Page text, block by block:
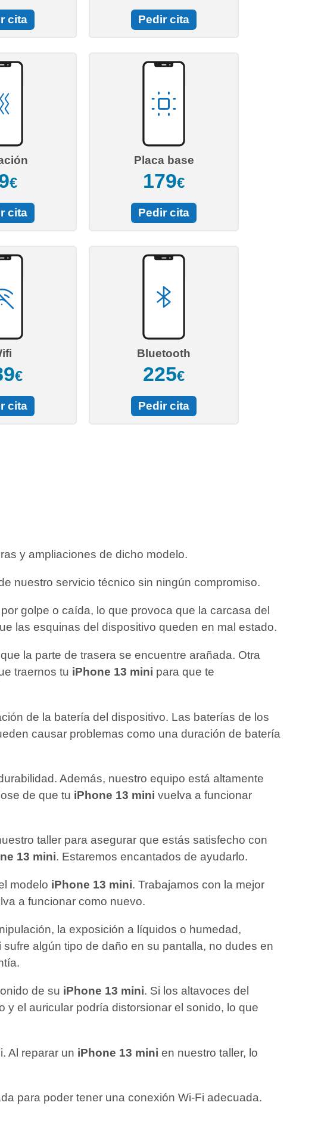
cita Pedir cita
€
cita
Placa base
179€
Pedir cita
€
cita
Bluetooth
225€
Pedir cita
y ampliaciones de dicho modelo.
nuestro servicio técnico sin ningún compromiso.
golpe o caída, lo que provoca que la carcasa del
las esquinas del dispositivo queden en mal estado.
la parte de trasera se encuentre arañada. Otra
traernos tu iPhone 13 mini para que te
de la batería del dispositivo. Las baterías de los
causar problemas como una duración de batería
Además, nuestro equipo está altamente
de que tu iPhone 13 mini vuelva a funcionar
taller para asegurar que estás satisfecho con
13 mini. Estaremos encantados de ayudarlo.
modelo iPhone 13 mini. Trabajamos con la mejor
a funcionar como nuevo.
la exposición a líquidos o humedad,
sufre algún tipo de daño en su pantalla, no dudes en
de su iPhone 13 mini. Si los altavoces del
el auricular podría distorsionar el sonido, lo que
Al reparar un iPhone 13 mini en nuestro taller, lo
para poder tener una conexión Wi-Fi adecuada.